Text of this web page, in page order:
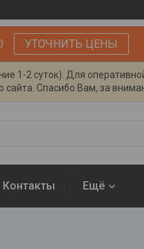
УТОЧНИТЬ ЦЕНЫ
1-2 суток). Для
Спасибо Вам, за
Контакты Ещё